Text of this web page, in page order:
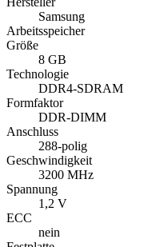
Samsung
Arbeitsspeicher
Größe
8 GB
Technologie
DDR4-SDRAM
Formfaktor
DDR-DIMM
Anschluss
288-polig
Geschwindigkeit
3200 MHz
Spannung
1,2 V
ECC
nein